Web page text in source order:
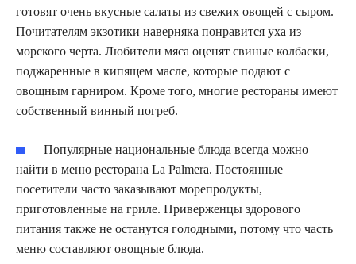
готовят очень вкусные салаты из свежих овощей с сыром.
Почитателям экзотики наверняка понравится уха из
морского черта. Любители мяса оценят свиные колбаски,
поджаренные в кипящем масле, которые подают с
овощным гарниром. Кроме того, многие рестораны имеют
собственный винный погреб.
Популярные национальные блюда всегда можно
найти в меню ресторана La Palmera. Постоянные
посетители часто заказывают морепродукты,
приготовленные на гриле. Приверженцы здорового
питания также не останутся голодными, потому что часть
меню составляют овощные блюда.